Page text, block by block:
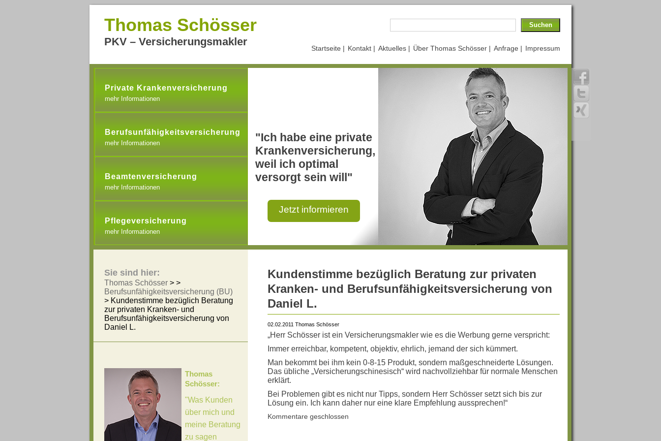
Thomas Schösser
PKV – Versicherungsmakler
Impressum
Anfrage |
Über Thomas Schösser |
Aktuelles |
Kontakt |
Startseite |
Private Krankenversicherung
mehr Informationen
Berufsunfähigkeitsversicherung
mehr Informationen
Beamtenversicherung
mehr Informationen
Pflegeversicherung
mehr Informationen
"Ich habe eine private
Krankenversicherung,
weil ich optimal
versorgt sein will"
Jetzt informieren
Kundenstimme bezüglich Beratung zur privaten
Kranken- und Berufsunfähigkeitsversicherung von
Daniel L.
02.02.2011 Thomas Schösser
„Herr Schösser ist ein Versicherungsmakler wie es die Werbung gerne verspricht:
Immer erreichbar, kompetent, objektiv, ehrlich, jemand der sich kümmert.
Man bekommt bei ihm kein 0-8-15 Produkt, sondern maßgeschneiderte Lösungen.
Das übliche „Versicherungschinesisch“ wird nachvollziehbar für normale Menschen
erklärt.
Bei Problemen gibt es nicht nur Tipps, sondern Herr Schösser setzt sich bis zur
Lösung ein. Ich kann daher nur eine klare Empfehlung aussprechen!“
Kommentare geschlossen
Sie sind hier:
Thomas Schösser > >
Berufsunfähigkeitsversicherung (BU)
> Kundenstimme bezüglich Beratung
zur privaten Kranken- und
Berufsunfähigkeitsversicherung von
Daniel L.
Thomas
Schösser:
"Was Kunden
über mich und
meine Beratung
zu sagen